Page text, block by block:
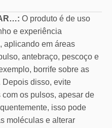
O produto é de uso
e experiência
aplicando em áreas
antebraço, pescoço e
borrife sobre as
Depois disso, evite
os pulsos, apesar de
isso pode
moléculas e alterar